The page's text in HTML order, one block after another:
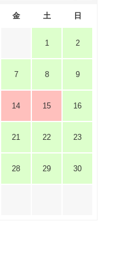
金 土 日
1 2
7 8 9
14 15 16
21 22 23
28 29 30